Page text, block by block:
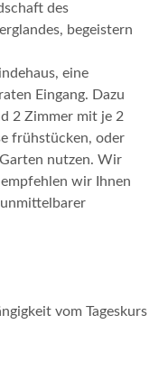
des
begeistern
eine
Eingang. Dazu
2 Zimmer mit je 2
frühstücken, oder
nutzen. Wir
wir Ihnen
vom Tageskurs